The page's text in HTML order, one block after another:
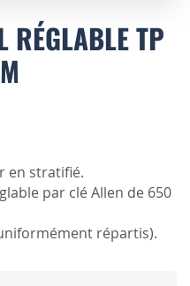
RÉGLABLE TP
en stratifié.
par clé Allen de 650
répartis).